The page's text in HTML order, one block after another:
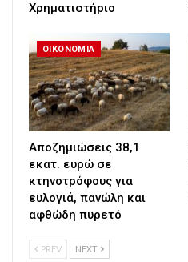
Χρηματιστήριο
ΟΙΚΟΝΟΜΙΑ
Αποζημιώσεις 38,1
εκατ. ευρώ σε
κτηνοτρόφους για
ευλογιά, πανώλη και
αφθώδη πυρετό
PREV NEXT